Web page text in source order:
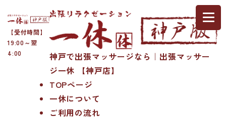
【受付時間】
19:00～翌
4:00
神戸で出張マッサージなら｜出張マッサー
ジ一休 【神戸店】
TOPページ
一休について
ご利用の流れ